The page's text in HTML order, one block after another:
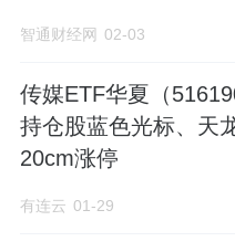
智通财经网 02-03
传媒ETF华夏（
持仓股蓝色光标、天
20cm涨停
有连云 01-29